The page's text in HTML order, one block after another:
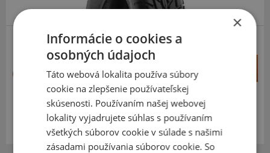
66,40 €
–
SKLADOM Expedujeme do 3-8 prac. dní
Na predajni v Bratislave do 3-8 prac. dní.
Centrálny sklad ČR 20 ks.
×
Informácie o cookies a
osobných údajoch
Táto webová lokalita používa súbory
cookie na zlepšenie používateľskej
skúsenosti. Používaním našej webovej
lokality vyjadrujete súhlas s používaním
všetkých súborov cookie v súlade s našimi
zásadami používania súborov cookie. So